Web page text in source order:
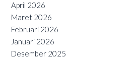
April 2026
Maret 2026
Februari 2026
Januari 2026
Desember 2025